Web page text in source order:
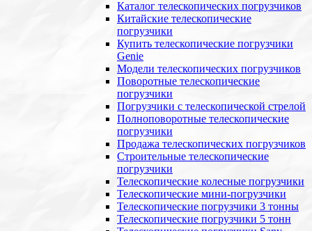
Каталог телескопических погрузчиков
Китайские телескопические
погрузчики
Купить телескопические погрузчики
Genie
Модели телескопических погрузчиков
Поворотные телескопические
погрузчики
Погрузчики с телескопической стрелой
Полноповоротные телескопические
погрузчики
Продажа телескопических погрузчиков
Строительные телескопические
погрузчики
Телескопические колесные погрузчики
Телескопические мини-погрузчики
Телескопические погрузчики 3 тонны
Телескопические погрузчики 5 тонн